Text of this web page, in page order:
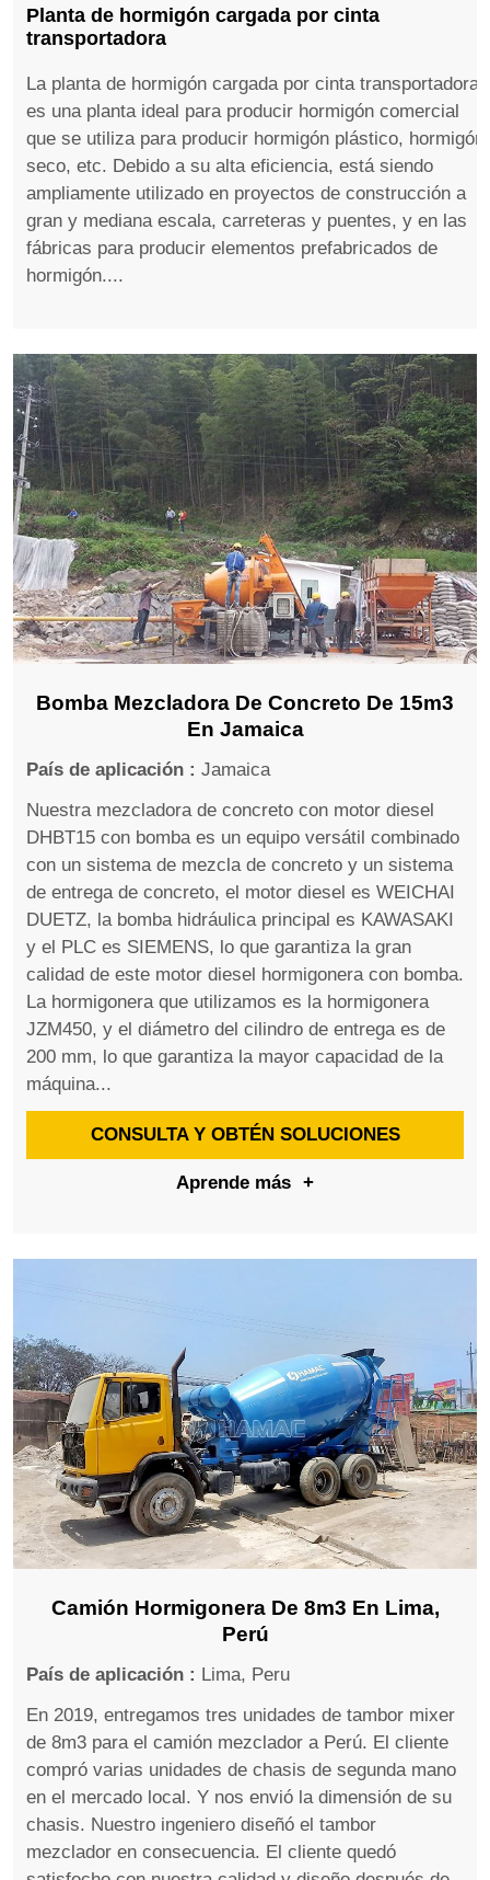
Planta de hormigón cargada por cinta
transportadora
La planta de hormigón cargada por cinta transportadora
es una planta ideal para producir hormigón comercial
que se utiliza para producir hormigón plástico, hormigón
seco, etc. Debido a su alta eficiencia, está siendo
ampliamente utilizado en proyectos de construcción a
gran y mediana escala, carreteras y puentes, y en las
fábricas para producir elementos prefabricados de
hormigón....
Bomba Mezcladora De Concreto De 15m3
En Jamaica
País de aplicación : Jamaica
Nuestra mezcladora de concreto con motor diesel
DHBT15 con bomba es un equipo versátil combinado
con un sistema de mezcla de concreto y un sistema
de entrega de concreto, el motor diesel es WEICHAI
DUETZ, la bomba hidráulica principal es KAWASAKI
y el PLC es SIEMENS, lo que garantiza la gran
calidad de este motor diesel hormigonera con bomba.
La hormigonera que utilizamos es la hormigonera
JZM450, y el diámetro del cilindro de entrega es de
200 mm, lo que garantiza la mayor capacidad de la
máquina...
CONSULTA Y OBTÉN SOLUCIONES
Aprende más +
Camión Hormigonera De 8m3 En Lima,
Perú
País de aplicación : Lima, Peru
En 2019, entregamos tres unidades de tambor mixer
de 8m3 para el camión mezclador a Perú. El cliente
compró varias unidades de chasis de segunda mano
en el mercado local. Y nos envió la dimensión de su
chasis. Nuestro ingeniero diseñó el tambor
mezclador en consecuencia. El cliente quedó